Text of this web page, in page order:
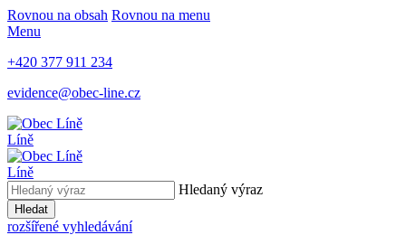
Rovnou na obsah Rovnou na menu
Menu
+420 377 911 234
evidence@obec-line.cz
Líně
Líně
Hledaný výraz
Hledat
rozšířené vyhledávání